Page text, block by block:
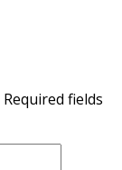
Required fields